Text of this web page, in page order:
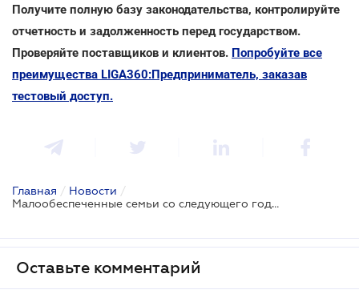
Получите полную базу законодательства, контролируйте
отчетность и задолженность перед государством.
Проверяйте поставщиков и клиентов. Попробуйте все
преимущества LIGA360:Предприниматель, заказав
тестовый доступ.
Главная / Новости /
Малообеспеченные семьи со следующего года смогут получить пособие на собственное дело
Оставьте комментарий